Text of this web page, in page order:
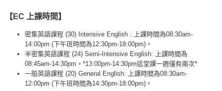
【EC 上課時間】
密集英語課程 (30) Intensive English : 上課時間為08:30am-
14:00pm (下午班時間為12:30pm-18:00pm)。
半密集英語課程 (24) Semi-Intensive English: 上課時間為
08:45am-14:30pm。*13:00pm-14:30pm這堂課一週僅有兩次*
一般英語課程 (20) General English: 上課時間為08:30am-
12:00pm (下午班時間為14:30pm-18:00pm)。